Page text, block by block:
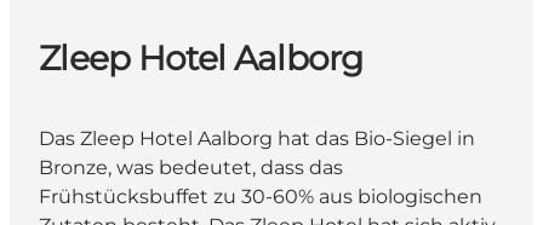
Zleep Hotel Aalborg
Das Zleep Hotel Aalborg hat das Bio-Siegel in
Bronze, was bedeutet, dass das
Frühstücksbuffet zu 30-60% aus biologischen